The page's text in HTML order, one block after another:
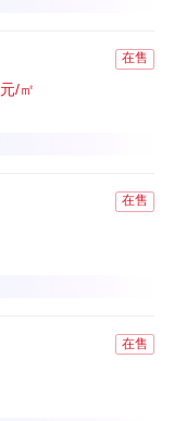
在售
元/㎡
在售
在售